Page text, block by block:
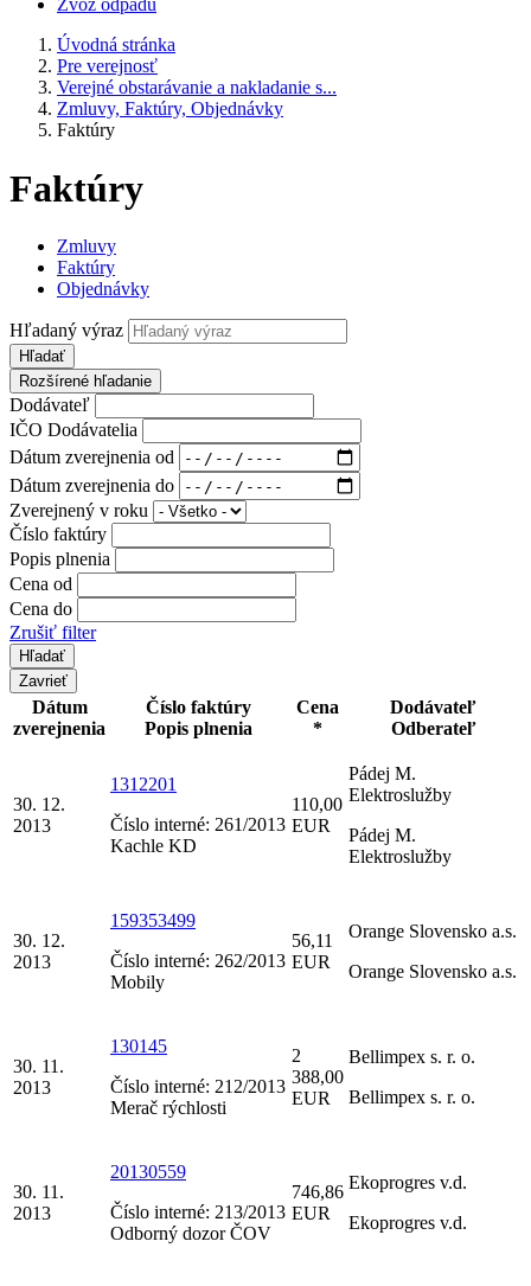
Zvoz odpadu
Úvodná stránka
Pre verejnosť
Verejné obstarávanie a nakladanie s...
Zmluvy, Faktúry, Objednávky
Faktúry
Faktúry
Zmluvy
Faktúry
Objednávky
Hľadaný výraz
Hľadať
Rozšírené hľadanie
Dodávateľ
IČO Dodávatelia
Dátum zverejnenia od
Dátum zverejnenia do
Zverejnený v roku
Číslo faktúry
Popis plnenia
Cena od
Cena do
Zrušiť filter
Zavrieť
Dátum
zverejnenia
Číslo faktúry
Popis plnenia
Cena
*
Dodávateľ
Odberateľ
30. 12.
2013
1312201
Číslo interné: 261/2013
Kachle KD
110,00
EUR
Pádej M.
Elektroslužby
Pádej M.
Elektroslužby
30. 12.
2013
159353499
Číslo interné: 262/2013
Mobily
56,11
EUR
Orange Slovensko a.s.
Orange Slovensko a.s.
30. 11.
2013
130145
Číslo interné: 212/2013
Merač rýchlosti
2
388,00
EUR
Bellimpex s. r. o.
Bellimpex s. r. o.
30. 11.
2013
20130559
Číslo interné: 213/2013
Odborný dozor ČOV
746,86
EUR
Ekoprogres v.d.
Ekoprogres v.d.